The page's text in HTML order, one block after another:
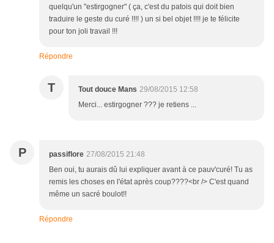
quelqu'un "estirgogner" ( ça, c'est du patois qui doit bien
traduire le geste du curé !!!! ) un si bel objet !!!! je te félicite
pour ton joli travail !!!
Répondre
T Tout douce Mans 29/08/2015 12:58
Merci... estirgogner ??? je retiens ...
P passiflore 27/08/2015 21:48
Ben oui, tu aurais dû lui expliquer avant à ce pauv'curé! Tu as
remis les choses en l'état après coup????<br /> C'est quand
même un sacré boulot!!
Répondre